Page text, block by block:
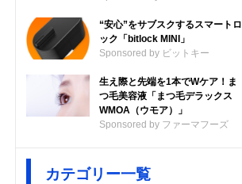
“安心”をサブスクするスマートロ
ック「bitlock MINI」
Sponsored by ビットキー
生え際と先端を1本でWケア！ま
つ毛美容液「まつ毛デラックス
WMOA（ウモア）」
Sponsored by ファーマフーズ
カテゴリー一覧